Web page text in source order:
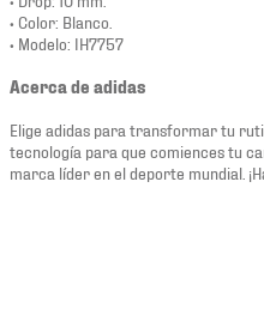
• Color: Blanco.
• Modelo: IH7757
Acerca de adidas
Elige adidas para transformar tu
tecnología para que comiences tu
marca líder en el deporte mundial.